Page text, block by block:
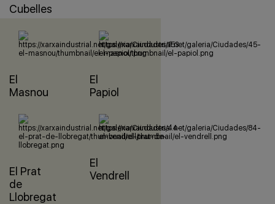
Cubelles
El
Masnou
El
Papiol
El Prat
de
Llobregat
El
Vendrell